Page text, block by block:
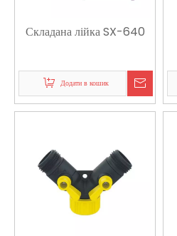
Складана лійка SX-640
Додати в кошик